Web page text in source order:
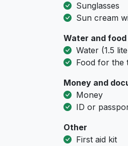
Sunglasses
Sun cream
Water and food
Water (1.5
Food for the
Money and
Money
ID or
Other
First aid kit